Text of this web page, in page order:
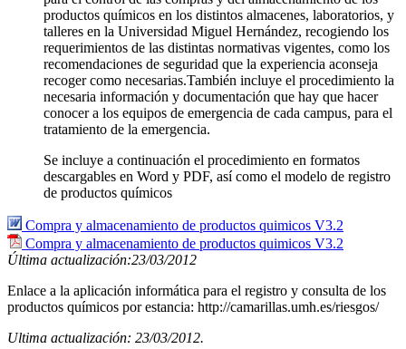
productos químicos en los distintos almacenes, laboratorios, y
talleres en la Universidad Miguel Hernández, recogiendo los
requerimientos de las distintas normativas vigentes, como los
recomendaciones de seguridad que la experiencia aconseja
recoger como necesarias.También incluye el procedimiento la
necesaria información y documentación que hay que hacer
conocer a los equipos de emergencia de cada campus, para el
tratamiento de la emergencia.
Se incluye a continuación el procedimiento en formatos
descargables en Word y PDF, así como el modelo de registro
de productos químicos
Compra y almacenamiento de productos quimicos V3.2
Compra y almacenamiento de productos quimicos V3.2
Última actualización:23/03/2012
Enlace a la aplicación informática para el registro y consulta de los
productos químicos por estancia: http://camarillas.umh.es/riesgos/
Ultima actualización: 23/03/2012.